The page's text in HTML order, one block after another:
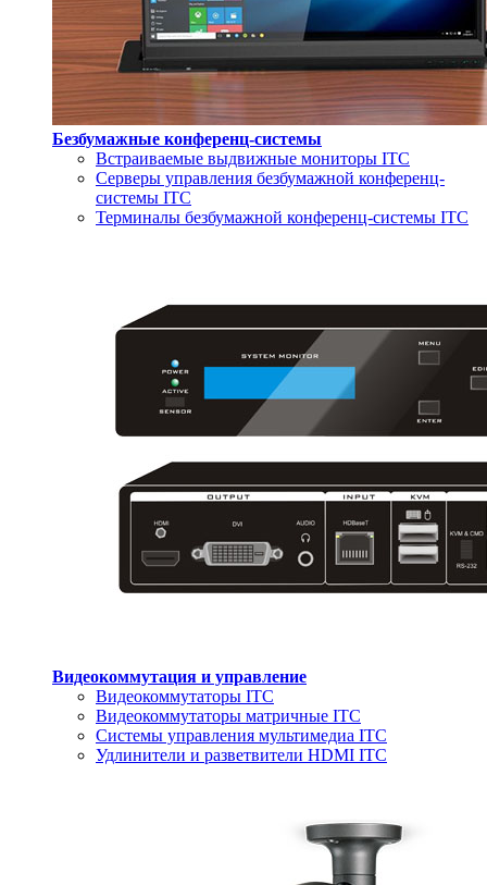
Безбумажные конференц-системы
Встраиваемые выдвижные мониторы ITC
Серверы управления безбумажной конференц-
системы ITC
Терминалы безбумажной конференц-системы ITC
Видеокоммутация и управление
Видеокоммутаторы ITC
Видеокоммутаторы матричные ITC
Системы управления мультимедиа ITC
Удлинители и разветвители HDMI ITC